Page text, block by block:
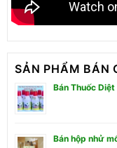
SẢN PHẨM BÁN
Bán Thuốc Diệt
Bán hộp nhử